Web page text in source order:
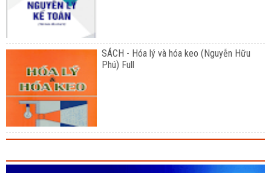
SÁCH - Hóa lý và hóa keo (Nguyễn Hữu
Phú) Full